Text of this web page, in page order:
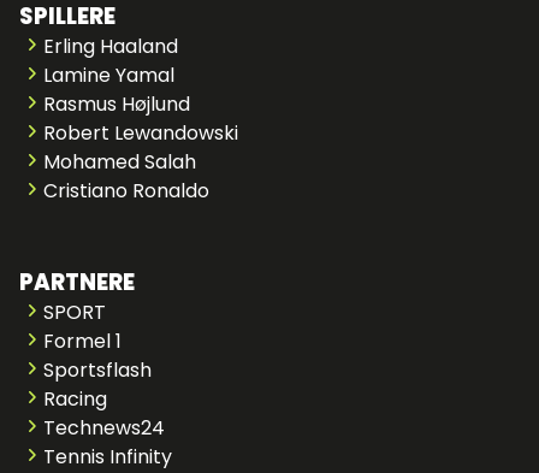
SPILLERE
Erling Haaland
Lamine Yamal
Rasmus Højlund
Robert Lewandowski
Mohamed Salah
Cristiano Ronaldo
PARTNERE
SPORT
Formel 1
Sportsflash
Racing
Technews24
Tennis Infinity